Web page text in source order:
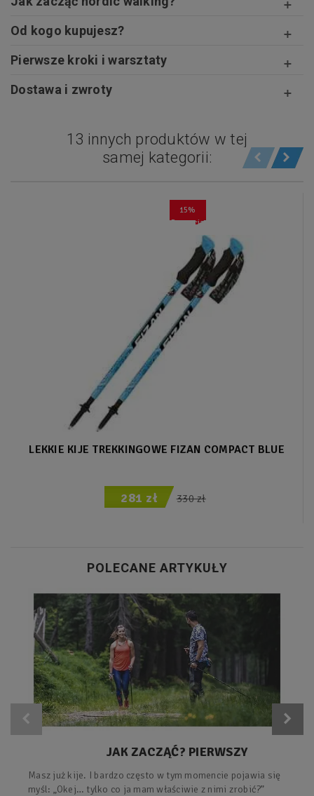
Od kogo kupujesz?
Pierwsze kroki i warsztaty
Dostawa i zwroty
13 innych produktów w tej
samej kategorii:
15%
Promocja
LEKKIE KIJE TREKKINGOWE FIZAN COMPACT BLUE
281 zł 330 zł
POLECANE ARTYKUŁY
JAK ZACZĄĆ? PIERWSZY
PLAN KROK PO KROKU.
Masz już kije. I bardzo często w tym momencie pojawia się
myśl: „Okej… tylko co ja mam właściwie z nimi zrobić?”